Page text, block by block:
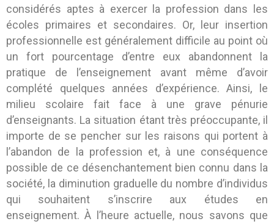
considérés aptes à exercer la profession dans les
écoles primaires et secondaires. Or, leur insertion
professionnelle est généralement difficile au point où
un fort pourcentage d’entre eux abandonnent la
pratique de l’enseignement avant même d’avoir
complété quelques années d’expérience. Ainsi, le
milieu scolaire fait face à une grave pénurie
d’enseignants. La situation étant très préoccupante, il
importe de se pencher sur les raisons qui portent à
l’abandon de la profession et, à une conséquence
possible de ce désenchantement bien connu dans la
société, la diminution graduelle du nombre d’individus
qui souhaitent s’inscrire aux études en
enseignement. À l’heure actuelle, nous savons que